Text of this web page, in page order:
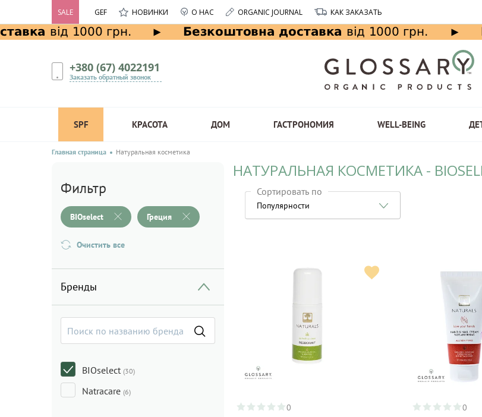
SALE GEF НОВИНКИ О НАС ORGANIC JOURNAL КАК ЗАКАЗАТЬ
+380 (67) 4022191
Заказать обратный звонок
SPF КРАСОТА ДОМ ГАСТРОНОМИЯ WELL-BEING
Главная страница Натуральная косметика
Фильтр
BIOselect Греция
Очистить все
Бренды
BIOselect (30)
Natracare (6)
НАТУРАЛЬНАЯ КОСМЕТИКА -
Сортировать по
Популярности
0
0